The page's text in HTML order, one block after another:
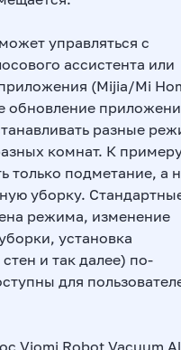
управляться с
ассистента или
(Mijia/Mi
обновление
разные
комнат. К
только подметание, а
уборку.
режима, изменение
установка
и так далее) по-
для
Viomi Robot Vacuum